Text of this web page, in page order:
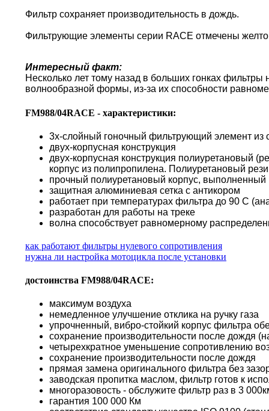
Фильтр сохраняет производительность в дождь.
Фильтрующие элементы серии RACE отмечены
Интересный факт:
Несколько лет тому назад в больших гонках
волнообразной формы, из-за их способности
FM988/04RACE - характеристики:
3х-слойный гоночный фильтрующий элемент из
двух-корпусная конструкция
двух-корпусная конструкция полиуретановый
корпус из полипропилена. Полиуретановый
прочный полиуретановый корпус, выполненный
защитная алюминиевая сетка с антикором
работает при температурах фильтра до 90 С
разработан для работы на треке
волна способствует равномерному
как работают фильтры нулевого сопротивления
нужна ли настройка мотоцикла после установки
достоинства FM988/04RACE:
максимум воздуха
немедленное улучшение отклика на ручку газа
упрочненный, вибро-стойкий корпус фильтра
сохранение производительности после дождя
четырехкратное уменьшение сопротивлению
сохранение производительности после дождя
прямая замена оригинального фильтра без
заводская пропитка маслом, фильтр готов к
многоразовость - обслужите фильтр раз в 3
гарантия 100 000 Км